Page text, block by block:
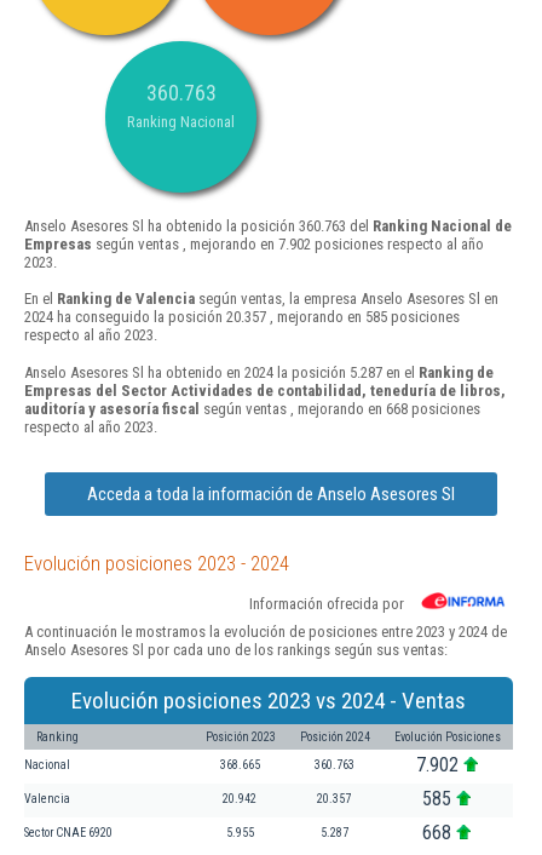
360.763
Ranking Nacional
Anselo Asesores Sl ha obtenido la posición 360.763 del Ranking Nacional de
Empresas según ventas , mejorando en 7.902 posiciones respecto al año
2023.
En el Ranking de Valencia según ventas, la empresa Anselo Asesores Sl en
2024 ha conseguido la posición 20.357 , mejorando en 585 posiciones
respecto al año 2023.
Anselo Asesores Sl ha obtenido en 2024 la posición 5.287 en el Ranking de
Empresas del Sector Actividades de contabilidad, teneduría de libros,
auditoría y asesoría fiscal según ventas , mejorando en 668 posiciones
respecto al año 2023.
Acceda a toda la información de Anselo Asesores Sl
Evolución posiciones 2023 - 2024
Información ofrecida por
A continuación le mostramos la evolución de posiciones entre 2023 y 2024 de
Anselo Asesores Sl por cada uno de los rankings según sus ventas:
Evolución posiciones 2023 vs 2024 - Ventas
Ranking Posición 2023 Posición 2024 Evolución Posiciones
Nacional 368.665 360.763 7.902
Valencia 20.942 20.357 585
Sector CNAE 6920 5.955 5.287 668